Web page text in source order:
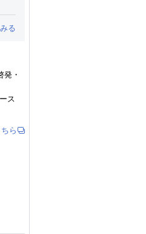
る
・
ス
ら